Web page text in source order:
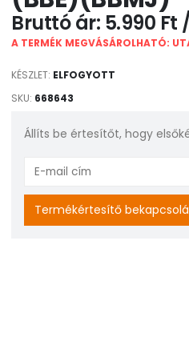
5.990 Ft
A TERMÉK MEGVÁSÁROLHATÓ:
KÉSZLET: ELFOGYOTT
SKU: 668643
Állíts be értesítőt, hogy
Enter
email
address
Termékértesítő